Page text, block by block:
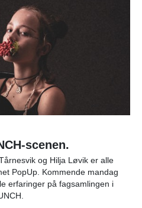
scenen.
og Hilja Løvik er alle
PopUp. Kommende mandag
erfaringer på fagsamlingen i